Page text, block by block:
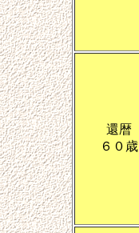
還暦
６０歳